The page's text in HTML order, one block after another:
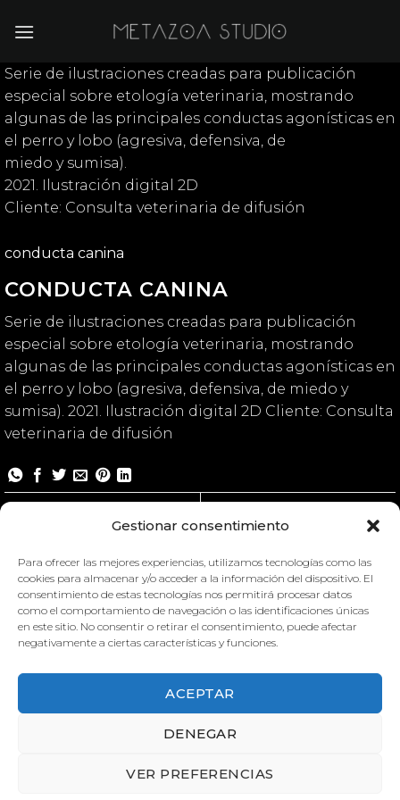
Gestionar consentimiento
Para ofrecer las mejores experiencias, utilizamos tecnologías como las
cookies para almacenar y/o acceder a la información del dispositivo. El
consentimiento de estas tecnologías nos permitirá procesar datos
como el comportamiento de navegación o las identificaciones únicas
en este sitio. No consentir o retirar el consentimiento, puede afectar
negativamente a ciertas características y funciones.
ACEPTAR
DENEGAR
VER PREFERENCIAS
conducta canina
CONDUCTA CANINA
Serie de ilustraciones creadas para publicación
especial sobre etología veterinaria, mostrando
algunas de las principales conductas agonísticas en
el perro y lobo (agresiva, defensiva, de miedo y
sumisa). 2021. Ilustración digital 2D Cliente: Consulta
veterinaria de difusión
Serie de ilustraciones creadas para publicación
especial sobre etología veterinaria, mostrando
algunas de las principales conductas agonísticas en
el perro y lobo (agresiva, defensiva, de
miedo y sumisa).
2021. Ilustración digital 2D
Cliente: Consulta veterinaria de difusión
Conducta canina
CONDUCTA CANINA CONDUCTA CANINA